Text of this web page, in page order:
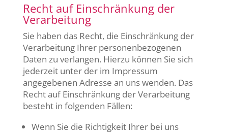
Recht auf Einschränkung der
Verarbeitung
Sie haben das Recht, die Einschränkung der
Verarbeitung Ihrer personenbezogenen
Daten zu verlangen. Hierzu können Sie sich
jederzeit unter der im Impressum
angegebenen Adresse an uns wenden. Das
Recht auf Einschränkung der Verarbeitung
besteht in folgenden Fällen:
Wenn Sie die Richtigkeit Ihrer bei uns